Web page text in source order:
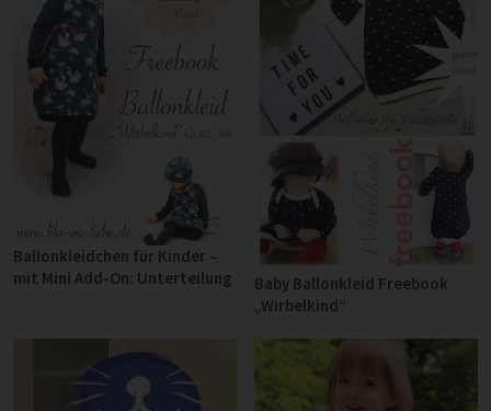
Ballonkleidchen für Kinder –
mit Mini Add-On: Unterteilung
Baby Ballonkleid Freebook
„Wirbelkind“